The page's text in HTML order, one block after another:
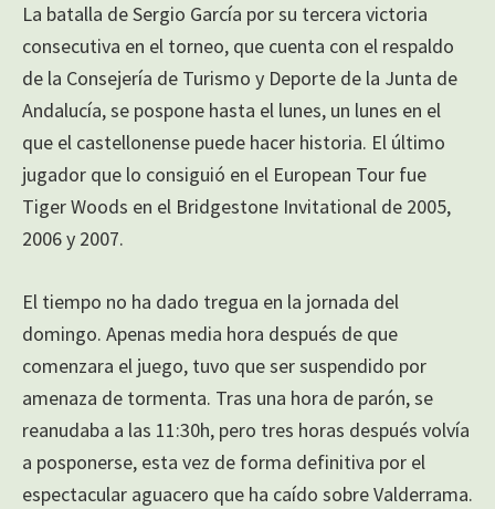
La batalla de Sergio García por su tercera victoria
consecutiva en el torneo, que cuenta con el respaldo
de la Consejería de Turismo y Deporte de la Junta de
Andalucía, se pospone hasta el lunes, un lunes en el
que el castellonense puede hacer historia. El último
jugador que lo consiguió en el European Tour fue
Tiger Woods en el Bridgestone Invitational de 2005,
2006 y 2007.
El tiempo no ha dado tregua en la jornada del
domingo. Apenas media hora después de que
comenzara el juego, tuvo que ser suspendido por
amenaza de tormenta. Tras una hora de parón, se
reanudaba a las 11:30h, pero tres horas después volvía
a posponerse, esta vez de forma definitiva por el
espectacular aguacero que ha caído sobre Valderrama.